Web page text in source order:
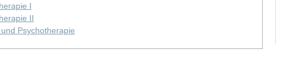
I
II
Psychotherapie